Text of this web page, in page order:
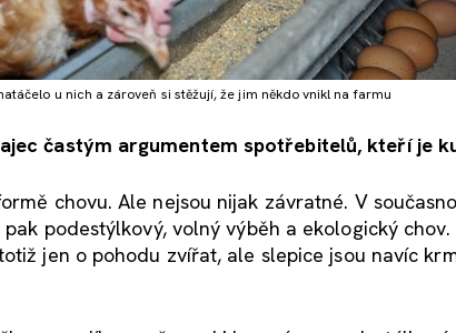
u nich a zároveň si stěžují, že jim někdo vnikl na farmu
častým argumentem spotřebitelů, kteří je
chovu. Ale nejsou nijak závratné. V
podestýlkový, volný výběh a ekologický
jen o pohodu zvířat, ale slepice jsou navíc